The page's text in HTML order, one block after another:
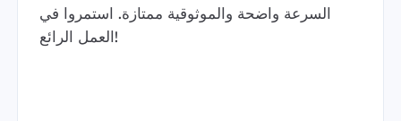
السرعة واضحة والموثوقية ممتازة. استمروا في
العمل الرائع!